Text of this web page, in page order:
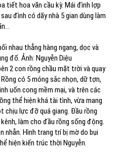
tiết hoa văn cầu kỳ. Mái đình lợp
đình có dãy nhà 5 gian dùng làm
nhau thẳng hàng ngang, dọc và
đố. Ảnh: Nguyễn Diệu
2 con rồng chầu mặt trời và quay
có 5 móng sắc nhọn, dữ tợn,
uốn cong mềm mại, và trên các
thể hiện khá tài tình, vừa mang
chịu lực đỡ quá giang. Đầu rồng
làm cho đầu rồng sống động.
nhẫn. Hình trang trí bị mờ do bụi
hiện kiến trúc thời Nguyễn.